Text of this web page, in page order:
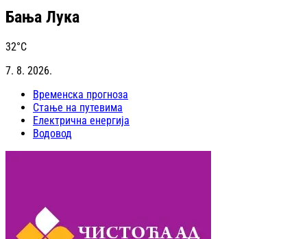
Бања Лука
32°C
7. 8. 2026.
Временска прогноза
Стање на путевима
Електрична енергија
Водовод